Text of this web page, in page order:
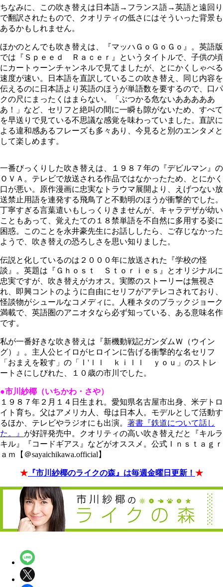
ちなみに、この吹き替えは日本語→フランス語→英語と遠回り
で翻訳されたもので、クオリティの低さにはそういった背景も
あるかもしれません。
ほかのとんでも吹き替えは、『マッハＧｏＧｏＧｏ』。英語版
では『Ｓｐｅｅｄ Ｒａｃｅｒ』というタイトルで、子供の頃
にカートゥーンチャンネルで見てましたが、とにかくしゃべる
速度が速い。日本語を直訳しているこの吹き替え、同じ内容を
伝えるのに日本語より英語のほうが単語数を要するので、口パ
クの尺にまったくはまらない。「ぶつかる危ないあああああ
あ！」など、セリフと絶叫の間に一瞬も隙がないため、すべて
を早送りで見ている不思議な感覚を味わっていました。直訳に
よる違和感あるフレーズも多々あり、今見ると別のエンタメと
して楽しめます。
一番びっくりした吹き替えは、１９８７年の『デビルマン』の
ＯＶＡ。テレビで放送される作品ではなかったため、とにかく
口が悪い。原作漫画に忠実なトラウマ展開より、えげつない放
送禁止用語を連発する飛鳥了と不動明のほうが衝撃的でした。
丁寧すぎる言葉遣いもしっくりきませんが、キャラデザが幼い
こともあって、覚えたての１８禁単語を不自然に多用する姿に
困惑。このことを永井豪先生にお話ししたら、ご存じなかった
ようで、吹き替えの恐ろしさを思い知りました。
伝説と化しているのは２０００年に放送された『学校の怪
談』。英題は『Ｇｈｏｓｔ Ｓｔｏｒｉｅｓ』とオリジナルに
忠実ですが、吹き替えがカオス。実際のストーリーは無視さ
れ、即興コントのように自由にセリフがアテレコされており、
怪談物がシュールなコメディに。人種ネタのブラックジョーク
満載で、英語圏のアニオタなら必ず知っている、ある意味名作
です。
私が一番好きな吹き替えは『新機動戦記ガンダムＷ（ウイン
グ）』。主人公ヒイロがヒロインに告げる衝撃的な名セリフ
「おまえを殺す」の「Ⅰ'ｌｌ ｋｉｌｌ ｙｏｕ」のストレ
ートさにしびれた、１０歳の市川でした。
●市川紗椰（いちかわ・さや）
１９８７年２月１４日生まれ。愛知県名古屋市出身、米デトロ
イト育ち。父はアメリカ人、母は日本人。モデルとして活動す
るほか、テレビやラジオにも出演。 著書『鉄道について話し
た。』 が好評発売中。クオリティの高い吹き替えだと『キルラ
キル』『コードギアス』などがオススメ。公式Ｉｎｓｔａｇｒ
ａｍ【＠sayaichikawa.official】
★ 『市川紗椰のライクの森』は毎週金曜日更新！ ★